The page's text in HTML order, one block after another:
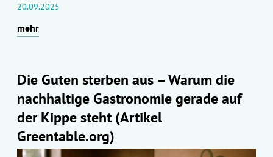
20.09.2025
mehr
Die Guten sterben aus – Warum die
nachhaltige Gastronomie gerade auf
der Kippe steht (Artikel
Greentable.org)